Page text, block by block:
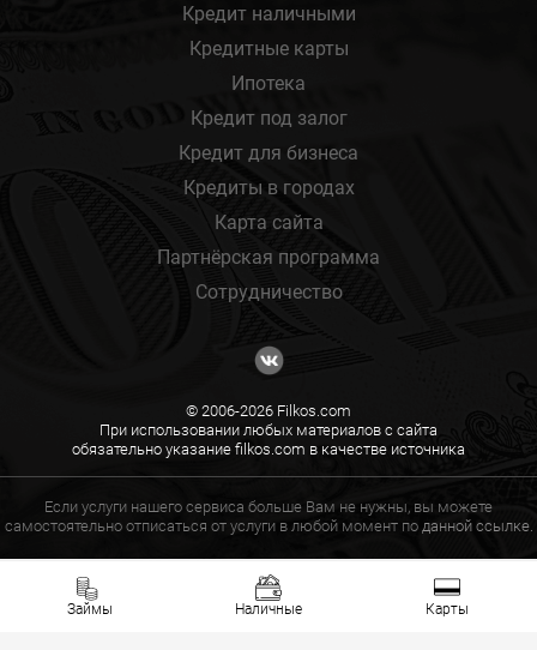
Займы Наличные Карты
Кредит наличными
Кредитные карты
Ипотека
Кредит под залог
Кредит для бизнеса
Кредиты в городах
Карта сайта
Партнёрская программа
Сотрудничество
© 2006-2026 Filkos.com
При использовании любых материалов с сайта
обязательно указание filkos.com в качестве источника
Если услуги нашего сервиса больше Вам не нужны, вы можете
самостоятельно отписаться от услуги в любой момент по данной ссылке.